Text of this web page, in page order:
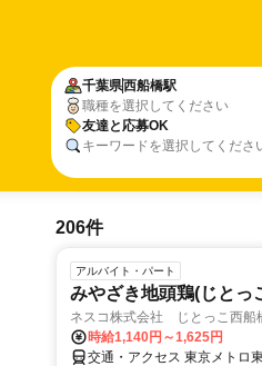
千葉県西船橋駅
職種を選択してください
友達と応募OK
キーワードを選択してくださ
206件
アルバイト・パート
みやざき地頭鶏(じとっ
ネスコ株式会社 じとっこ西船
時給1,140円～1,625円
交通・アクセス 東京メトロ